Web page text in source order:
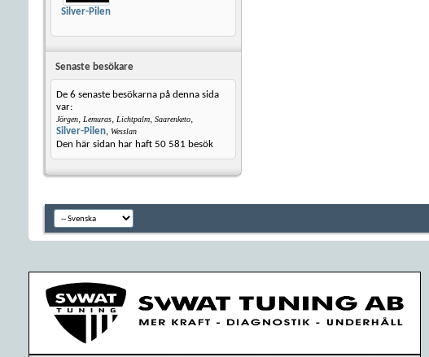
Silver-Pilen
Senaste besökare
De 6 senaste besökarna på denna sida
var:
Jörgen, Lemuras, Lichtpalm, Saarenketo,
Silver-Pilen, Wesslan
Den här sidan har haft 50 581 besök